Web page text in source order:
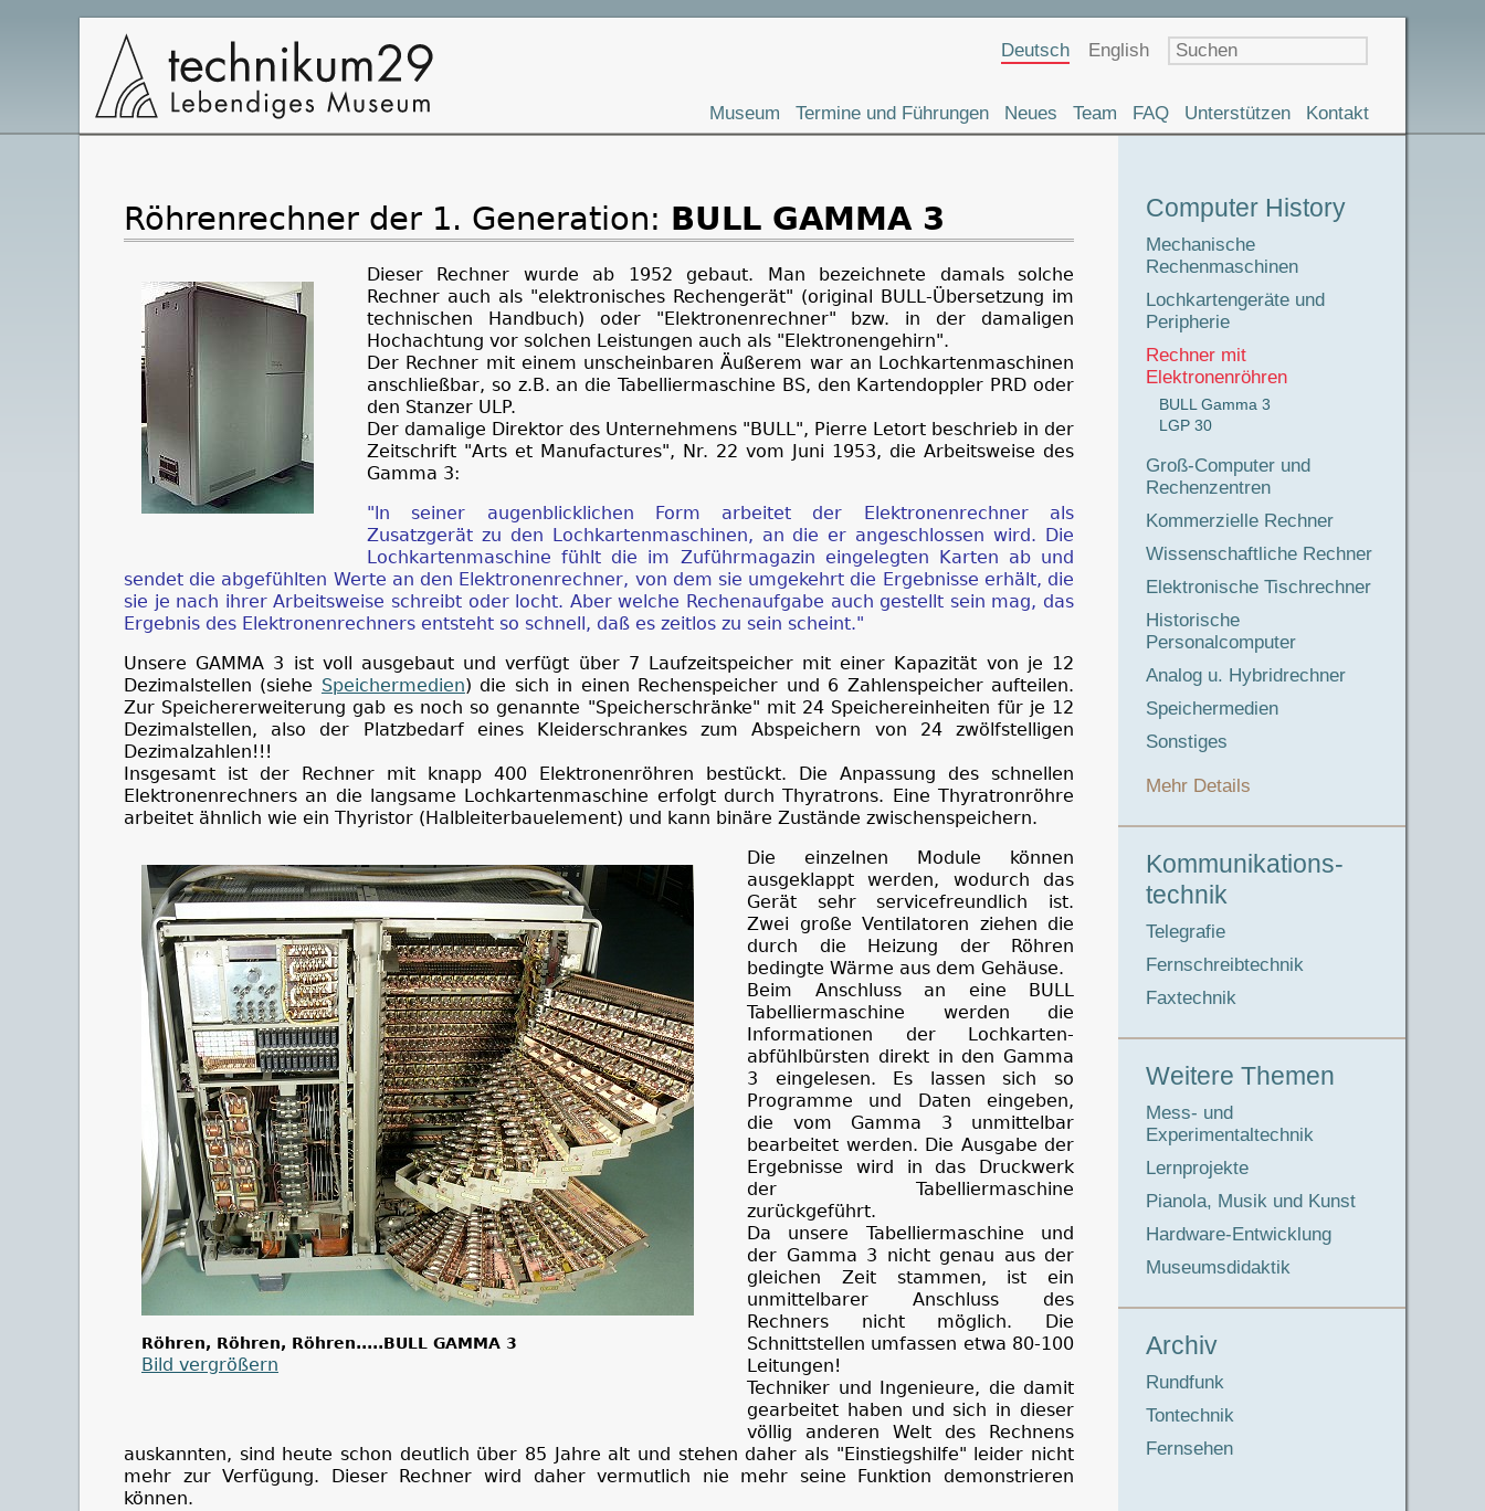
Röhrenrechner der 1. Generation: BULL GAMMA 3
Dieser Rechner wurde ab 1952 gebaut. Man bezeichnete damals solche
Rechner auch als "elektronisches Rechengerät" (original BULL-Übersetzung im
technischen Handbuch) oder "Elektronenrechner" bzw. in der damaligen
Hochachtung vor solchen Leistungen auch als "Elektronengehirn".
Der Rechner mit einem unscheinbaren Äußerem war an Lochkartenmaschinen
anschließbar, so z.B. an die Tabelliermaschine BS, den Kartendoppler PRD oder
den Stanzer ULP.
Der damalige Direktor des Unternehmens "BULL", Pierre Letort beschrieb in der
Zeitschrift "Arts et Manufactures", Nr. 22 vom Juni 1953, die Arbeitsweise des
Gamma 3:
"ln seiner augenblicklichen Form arbeitet der Elektronenrechner als
Zusatzgerät zu den Lochkartenmaschinen, an die er angeschlossen wird. Die
Lochkartenmaschine fühlt die im Zuführmagazin eingelegten Karten ab und
sendet die abgefühlten Werte an den Elektronenrechner, von dem sie umgekehrt die Ergebnisse erhält, die
sie je nach ihrer Arbeitsweise schreibt oder locht. Aber welche Rechenaufgabe auch gestellt sein mag, das
Ergebnis des Elektronenrechners entsteht so schnell, daß es zeitlos zu sein scheint."
Unsere GAMMA 3 ist voll ausgebaut und verfügt über 7 Laufzeitspeicher mit einer Kapazität von je 12
Dezimalstellen (siehe Speichermedien) die sich in einen Rechenspeicher und 6 Zahlenspeicher aufteilen.
Zur Speichererweiterung gab es noch so genannte "Speicherschränke" mit 24 Speichereinheiten für je 12
Dezimalstellen, also der Platzbedarf eines Kleiderschrankes zum Abspeichern von 24 zwölfstelligen
Dezimalzahlen!!!
Insgesamt ist der Rechner mit knapp 400 Elektronenröhren bestückt. Die Anpassung des schnellen
Elektronenrechners an die langsame Lochkartenmaschine erfolgt durch Thyratrons. Eine Thyratronröhre
arbeitet ähnlich wie ein Thyristor (Halbleiterbauelement) und kann binäre Zustände zwischenspeichern.
Röhren, Röhren, Röhren.....BULL GAMMA 3
Bild vergrößern
Die einzelnen Module können
ausgeklappt werden, wodurch das
Gerät sehr servicefreundlich ist.
Zwei große Ventilatoren ziehen die
durch die Heizung der Röhren
bedingte Wärme aus dem Gehäuse.
Beim Anschluss an eine BULL
Tabelliermaschine werden die
Informationen der Lochkarten-
abfühlbürsten direkt in den Gamma
3 eingelesen. Es lassen sich so
Programme und Daten eingeben,
die vom Gamma 3 unmittelbar
bearbeitet werden. Die Ausgabe der
Ergebnisse wird in das Druckwerk
der Tabelliermaschine
zurückgeführt.
Da unsere Tabelliermaschine und
der Gamma 3 nicht genau aus der
gleichen Zeit stammen, ist ein
unmittelbarer Anschluss des
Rechners nicht möglich. Die
Schnittstellen umfassen etwa 80-100
Leitungen!
Techniker und Ingenieure, die damit
gearbeitet haben und sich in dieser
völlig anderen Welt des Rechnens
auskannten, sind heute schon deutlich über 85 Jahre alt und stehen daher als "Einstiegshilfe" leider nicht
mehr zur Verfügung. Dieser Rechner wird daher vermutlich nie mehr seine Funktion demonstrieren
können.
Computer History
Mechanische
Rechenmaschinen
Lochkartengeräte und
Peripherie
Rechner mit
Elektronenröhren
BULL Gamma 3
LGP 30
Groß-Computer und
Rechenzentren
Kommerzielle Rechner
Wissenschaftliche Rechner
Elektronische Tischrechner
Historische
Personalcomputer
Analog u. Hybridrechner
Speichermedien
Sonstiges
Mehr Details
Kommunikations-
technik
Telegrafie
Fernschreibtechnik
Faxtechnik
Weitere Themen
Mess- und
Experimentaltechnik
Lernprojekte
Pianola, Musik und Kunst
Hardware-Entwicklung
Museumsdidaktik
Archiv
Rundfunk
Tontechnik
Fernsehen
Hauptnavigation
Museum Termine und Führungen Neues Team FAQ Unterstützen Kontakt
Sprachauswahl
Deutsch English